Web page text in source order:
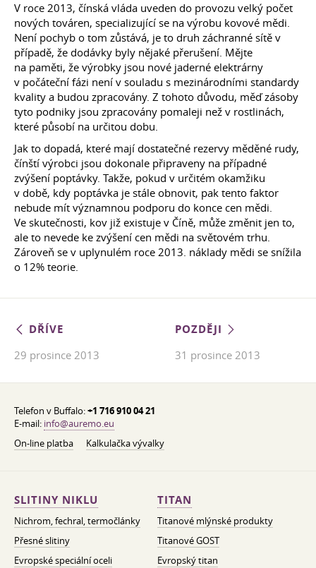
V roce 2013, čínská vláda uveden do provozu velký počet
nových továren, specializující se na výrobu kovové mědi.
Není pochyb o tom zůstává, je to druh záchranné sítě v
případě, že dodávky byly nějaké přerušení. Mějte
na paměti, že výrobky jsou nové jaderné elektrárny
v počáteční fázi není v souladu s mezinárodními standardy
kvality a budou zpracovány. Z tohoto důvodu, měď zásoby
tyto podniky jsou zpracovány pomaleji než v rostlinách,
které působí na určitou dobu.
Jak to dopadá, které mají dostatečné rezervy měděné rudy,
čínští výrobci jsou dokonale připraveny na případné
zvýšení poptávky. Takže, pokud v určitém okamžiku
v době, kdy poptávka je stále obnovit, pak tento faktor
nebude mít významnou podporu do konce cen mědi.
Ve skutečnosti, kov již existuje v Číně, může změnit jen to,
ale to nevede ke zvýšení cen mědi na světovém trhu.
Zároveň se v uplynulém roce 2013. náklady mědi se snížila
o 12% teorie.
DŘÍVE
29 prosince 2013
POZDĚJI
31 prosince 2013
Telefon v Buffalo:+1 716 910 04 21
E-mail: info@auremo.eu
On-line platba
Kalkulačka vývalky
SLITINY NIKLU
Nichrom, fechral, termočlánky
Přesné slitiny
Evropské speciální oceli
TITAN
Titanové mlýnské produkty
Titanové GOST
Evropský titan